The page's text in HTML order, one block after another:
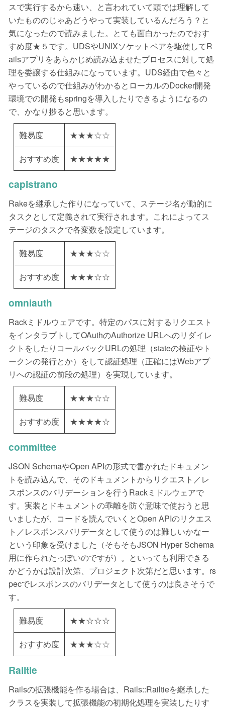
スで実行するから速い、と言われていて頭では理解して
いたもののじゃあどうやって実装しているんだろう？と
気になったので読みました。とても面白かったのでおす
すめ度★５です。UDSやUNIXソケットペアを駆使してR
ailsアプリをあらかじめ読み込ませたプロセスに対して処
理を委譲する仕組みになっています。UDS経由で色々と
やっているので仕組みがわかるとローカルのDocker開発
環境での開発もspringを導入したりできるようになるの
で、かなり捗ると思います。
難易度 ★★★☆☆
おすすめ度 ★★★★★
capistrano
Rakeを継承した作りになっていて、ステージ名が動的に
タスクとして定義されて実行されます。これによってス
テージのタスクで各変数を設定しています。
難易度 ★★★☆☆
おすすめ度 ★★★☆☆
omniauth
Rackミドルウェアです。特定のパスに対するリクエスト
をインタラプトしてOAuthのAuthorize URLへのリダイレ
クトをしたりコールバックURLの処理（stateの検証やト
ークンの発行とか）をして認証処理（正確にはWebアプ
リへの認証の前段の処理）を実現しています。
難易度 ★★★☆☆
おすすめ度 ★★★★☆
committee
JSON SchemaやOpen APIの形式で書かれたドキュメン
トを読み込んで、そのドキュメントからリクエスト／レ
スポンスのバリデーションを行うRackミドルウェアで
す。実装とドキュメントの乖離を防ぐ意味で使おうと思
いましたが、コードを読んでいくとOpen APIのリクエス
ト／レスポンスバリデータとして使うのは難しいかなー
という印象を受けました（そもそもJSON Hyper Schema
用に作られたっぽいのですが）。といっても利用できる
かどうかは設計次第、プロジェクト次第だと思います。rs
pecでレスポンスのバリデータとして使うのは良さそうで
す。
難易度 ★★☆☆☆
おすすめ度 ★★★☆☆
Railtie
Railsの拡張機能を作る場合は、Rails::Railtieを継承した
クラスを実装して拡張機能の初期化処理を実装したりす